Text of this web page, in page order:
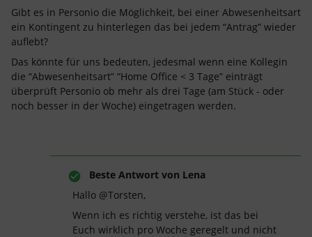
Gibt es in Personio die Möglichkeit, bei einer Abwesenheitsart
ein Kontingent zu hinterlegen das bei jedem “Antrag” wieder
auflebt?
Das könnte für uns bedeuten, jedesmal wenn eine Kollegin
die “Abwesenheitsart” “Home Office < 3 Tage” einträgt
überprüft Personio ob mehr als drei Tage (am Stück - oder
noch besser in der Woche) eingetragen werden.
Beste Antwort von Lena
​Hallo @Torsten,
Wenn ich es richtig verstehe, ist das bei
Euch wirklich pro Woche geregelt und nicht